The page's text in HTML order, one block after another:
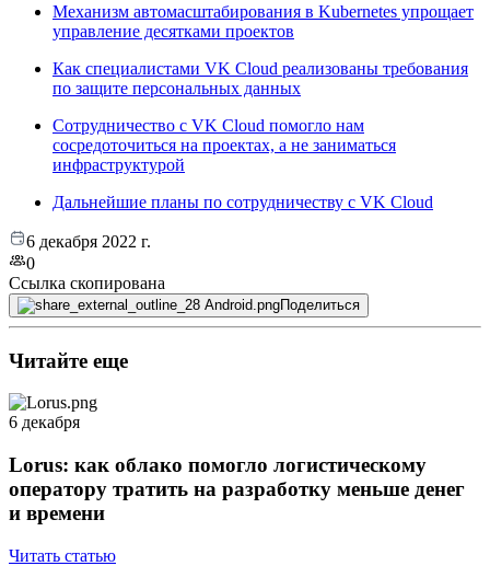
Механизм автомасштабирования в Kubernetes упрощает
управление десятками проектов
Как специалистами VK Cloud реализованы требования
по защите персональных данных
Сотрудничество с VK Cloud помогло нам
сосредоточиться на проектах, а не заниматься
инфраструктурой
Дальнейшие планы по сотрудничеству с VK Cloud
6 декабря 2022 г.
0
Ссылка скопирована
Поделиться
Читайте еще
6 декабря
Lorus: как облако помогло логистическому
оператору тратить на разработку меньше денег
и времени
Читать статью